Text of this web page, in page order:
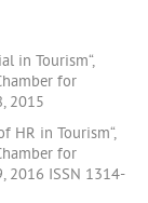
in Tourism“,
for
2015
HR in Tourism“,
for
2016 ISSN 1314-